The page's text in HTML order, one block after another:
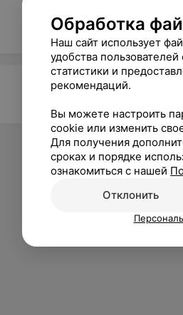
Обработка
Наш сайт использует
удобства
статистики и
рекомендаций.
Вы можете настроить
cookie или изменить
Для получения
сроках и порядке
ознакомиться с нашей
Отклонить